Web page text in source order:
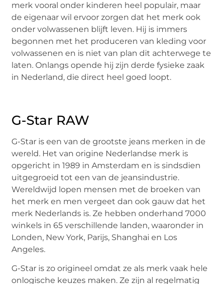
merk vooral onder kinderen heel populair, maar
de eigenaar wil ervoor zorgen dat het merk ook
onder volwassenen blijft leven. Hij is immers
begonnen met het produceren van kleding voor
volwassenen en is niet van plan dit achterwege te
laten. Onlangs opende hij zijn derde fysieke zaak
in Nederland, die direct heel goed loopt.
G-Star RAW
G-Star is een van de grootste jeans merken in de
wereld. Het van origine Nederlandse merk is
opgericht in 1989 in Amsterdam en is sindsdien
uitgegroeid tot een van de jeansindustrie.
Wereldwijd lopen mensen met de broeken van
het merk en men vergeet dan ook gauw dat het
merk Nederlands is. Ze hebben onderhand 7000
winkels in 65 verschillende landen, waaronder in
Londen, New York, Parijs, Shanghai en Los
Angeles.
G-Star is zo origineel omdat ze als merk vaak hele
onlogische keuzes maken. Ze zijn al regelmatig